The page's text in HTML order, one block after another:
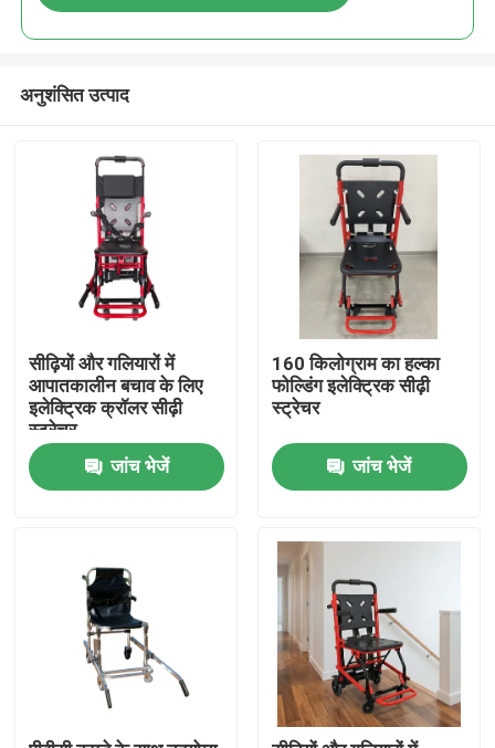
वीडियो
अनुशंसित उत्पाद
सीढ़ियों और गलियारों में
आपातकालीन बचाव के लिए
इलेक्ट्रिक क्रॉलर सीढ़ी
स्ट्रेचर
जांच भेजें
160 किलोग्राम का हल्का
फोल्डिंग इलेक्ट्रिक सीढ़ी
स्ट्रेचर
जांच भेजें